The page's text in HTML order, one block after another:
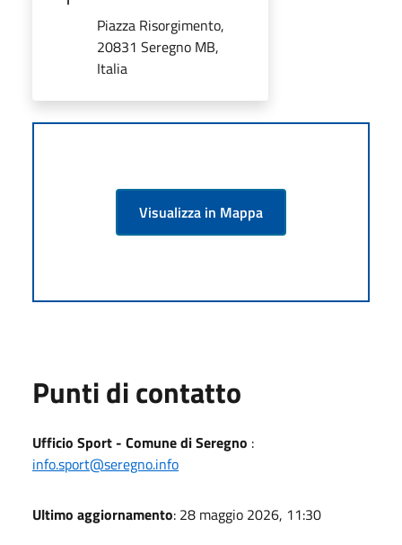
Piazza Risorgimento,
20831 Seregno MB,
Italia
Visualizza in Mappa
Punti di contatto
Ufficio Sport - Comune di Seregno :
info.sport@seregno.info
Ultimo aggiornamento: 28 maggio 2026, 11:30